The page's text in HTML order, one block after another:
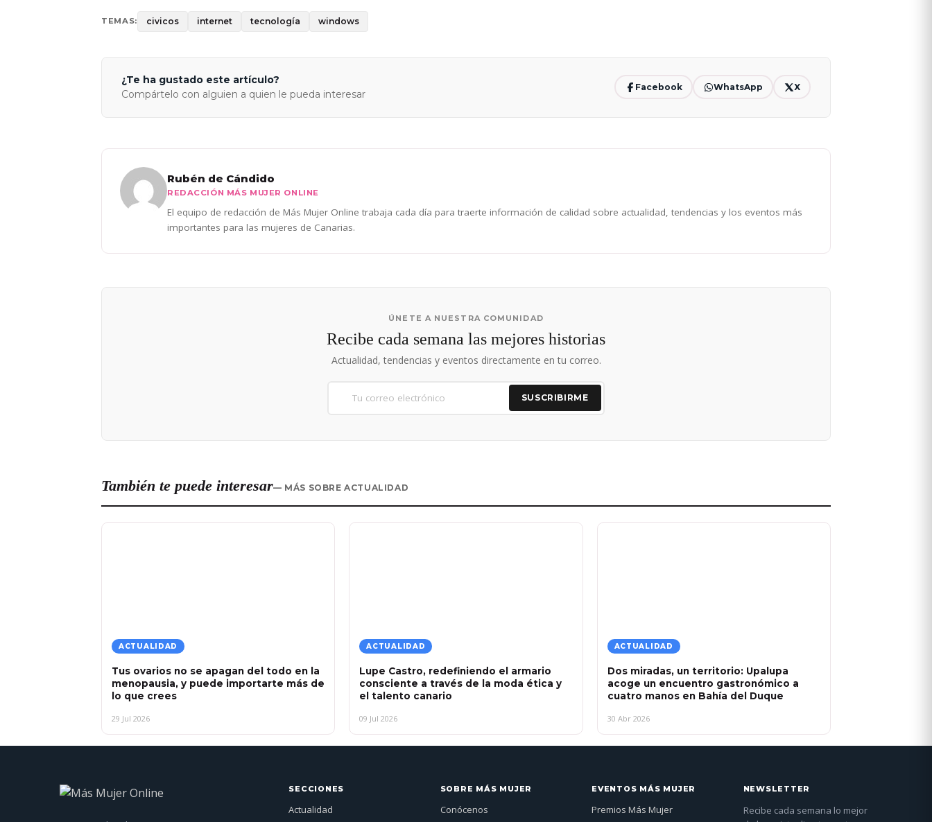
TEMAS: civicos internet tecnología windows
¿Te ha gustado este artículo?
Compártelo con alguien a quien le pueda interesar
Facebook WhatsApp X
Rubén de Cándido
REDACCIÓN MÁS MUJER ONLINE
El equipo de redacción de Más Mujer Online trabaja cada día para traerte información de calidad sobre actualidad, tendencias y los eventos más
importantes para las mujeres de Canarias.
ÚNETE A NUESTRA COMUNIDAD
Recibe cada semana las mejores historias
Actualidad, tendencias y eventos directamente en tu correo.
SUSCRIBIRME
También te puede interesar— MÁS SOBRE ACTUALIDAD
ACTUALIDAD
Tus ovarios no se apagan del todo en la
menopausia, y puede importarte más de
lo que crees
29 Jul 2026
ACTUALIDAD
Lupe Castro, redefiniendo el armario
consciente a través de la moda ética y
el talento canario
09 Jul 2026
ACTUALIDAD
Dos miradas, un territorio: Upalupa
acoge un encuentro gastronómico a
cuatro manos en Bahía del Duque
30 Abr 2026
SECCIONES
Actualidad
SOBRE MÁS MUJER
Conócenos
EVENTOS MÁS MUJER
Premios Más Mujer
NEWSLETTER
Recibe cada semana lo mejor